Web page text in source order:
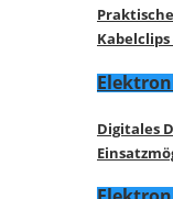
Digitales